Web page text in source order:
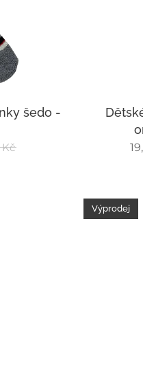
šedo -
Výprodej